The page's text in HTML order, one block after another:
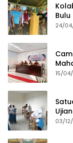
24/
15/
03/